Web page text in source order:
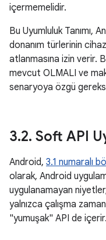
içermemelidir.
Bu Uyumluluk Tanımı,
donanım türlerinin
atlanmasına izin verir.
mevcut OLMALI ve
senaryoya özgü
3.2. Soft API
Android, 3.1 numaralı
olarak, Android
uygulanamayan
yalnızca çalışma
"yumuşak" API de içerir.